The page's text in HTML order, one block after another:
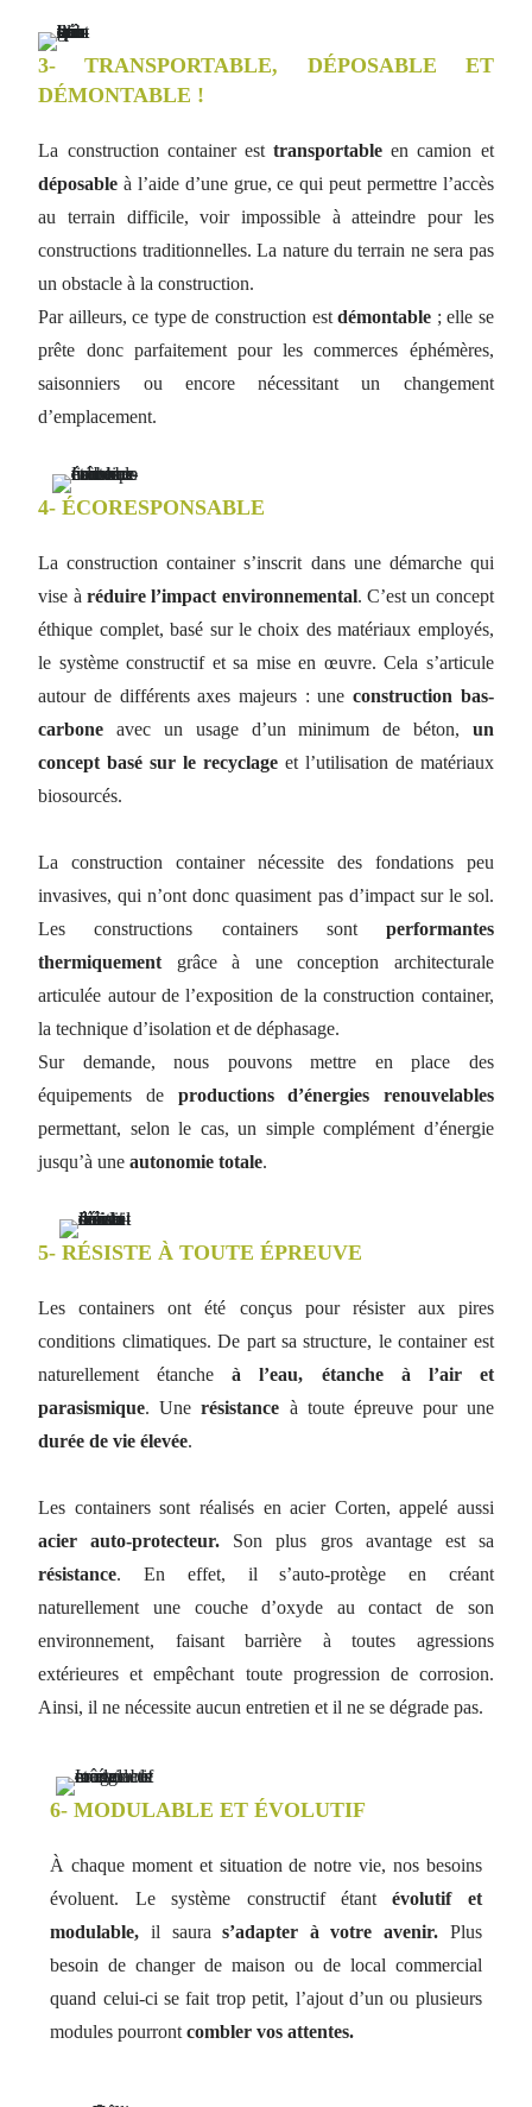
3- TRANSPORTABLE, DÉPOSABLE ET
DÉMONTABLE !
La construction container esttransportableen camion et
déposableà l’aide d’une grue, ce qui peut permettre l’accès
au terrain difficile, voir impossible à atteindre pour les
constructions traditionnelles. La nature du terrain ne sera pas
un obstacle à la construction.
Par ailleurs, ce type de construction estdémontable ; elle se
prête donc parfaitement pour les commerces éphémères,
saisonniers ou encore nécessitant un changement
d’emplacement.
4- ÉCORESPONSABLE
La construction container s’inscrit dans une démarche qui
vise àréduire l’impact environnemental. C’est un concept
éthique complet, basé sur le choix des matériaux employés,
le système constructif et sa mise en œuvre. Cela s’articule
autour de différents axes majeurs : une construction bas-
carbone avec un usage d’un minimum de béton, un
concept basé sur le recyclage et l’utilisation de matériaux
biosourcés.
La construction container nécessite des fondations peu
invasives, qui n’ont donc quasiment pas d’impact sur le sol.
Les constructions containers sont performantes
thermiquement grâce à une conception architecturale
articulée autour de l’exposition de la construction container,
la technique d’isolation et de déphasage.
Sur demande, nous pouvons mettre en place des
équipements de productions d’énergies renouvelables
permettant, selon le cas, un simple complément d’énergie
jusqu’à une autonomie totale.
5- RÉSISTE À TOUTE ÉPREUVE
Les containers ont été conçus pour résister aux pires
conditions climatiques. De part sa structure, le container est
naturellement étancheà l’eau, étanche à l’air et
parasismique. Unerésistance à toute épreuve pour une
durée de vie élevée.
Les containers sont réalisés en acier Corten, appelé aussi
acier auto-protecteur. Son plus gros avantage est sa
résistance. En effet, il s’auto-protège en créant
naturellement une couche d’oxyde au contact de son
environnement, faisant barrière à toutes agressions
extérieures et empêchant toute progression de corrosion.
Ainsi, il ne nécessite aucun entretien et il ne se dégrade pas.
6- MODULABLE ET ÉVOLUTIF
À chaque moment et situation de notre vie, nos besoins
évoluent. Le système constructif étantévolutif et
modulable, il sauras’adapter à votre avenir. Plus
besoin de changer de maison ou de local commercial
quand celui-ci se fait trop petit, l’ajout d’un ou plusieurs
modules pourront combler vos attentes.